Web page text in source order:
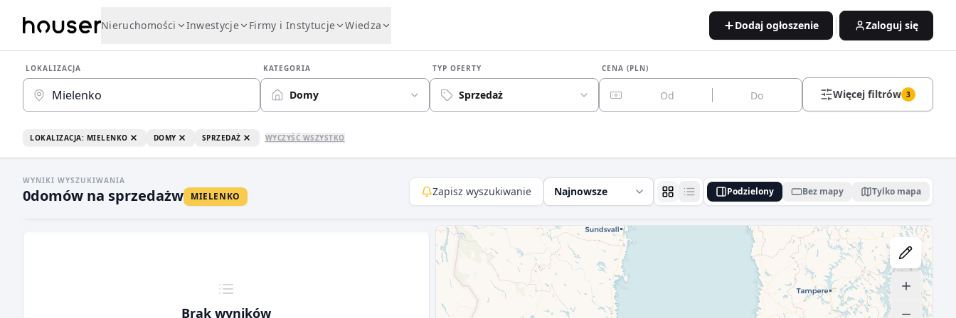
Nieruchomości Inwestycje Firmy i Instytucje Wiedza Dodaj ogłoszenie Zaloguj się
LOKALIZACJA KATEGORIA
Domy
TYP OFERTY
Sprzedaż
CENA (PLN)
Więcej filtrów 3
LOKALIZACJA: MIELENKO DOMY SPRZEDAŻ WYCZYŚĆ WSZYSTKO
WYNIKI WYSZUKIWANIA
0domów na sprzedażw MIELENKO Zapisz wyszukiwanie Najnowsze Podzielony Bez mapy Tylko mapa
Brak wyników